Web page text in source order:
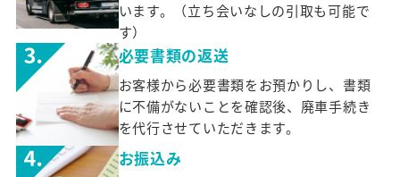
います。（立ち会いなしの引取も可能で
す）
必要書類の返送
お客様から必要書類をお預かりし、書類
に不備がないことを確認後、廃車手続き
を代行させていただきます。
お振込み